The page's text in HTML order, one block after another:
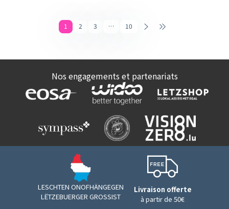
1 2 3 … 10
Nos engagements et partenariats
LESCHTEN ONOFHÄNGEGEN
LËTZEBUERGER GROSSIST
Livraison offerte
à partir de 50€